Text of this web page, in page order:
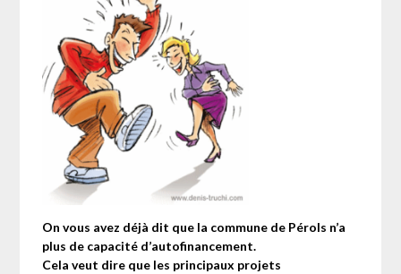
On vous avez déjà dit que la commune de Pérols n’a
plus de capacité d’autofinancement.
Cela veut dire que les principaux projets